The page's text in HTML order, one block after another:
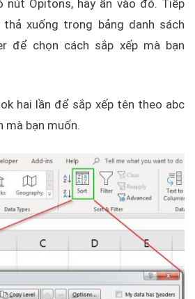
Opitons, hãy ấn vào đó. Tiếp
xuống trong bảng danh sách
để chọn cách sắp xếp mà bạn
hai lần để sắp xếp tên theo abc
bạn muốn.